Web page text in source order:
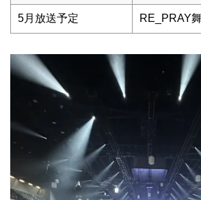
5月放送予定 RE_PRAY